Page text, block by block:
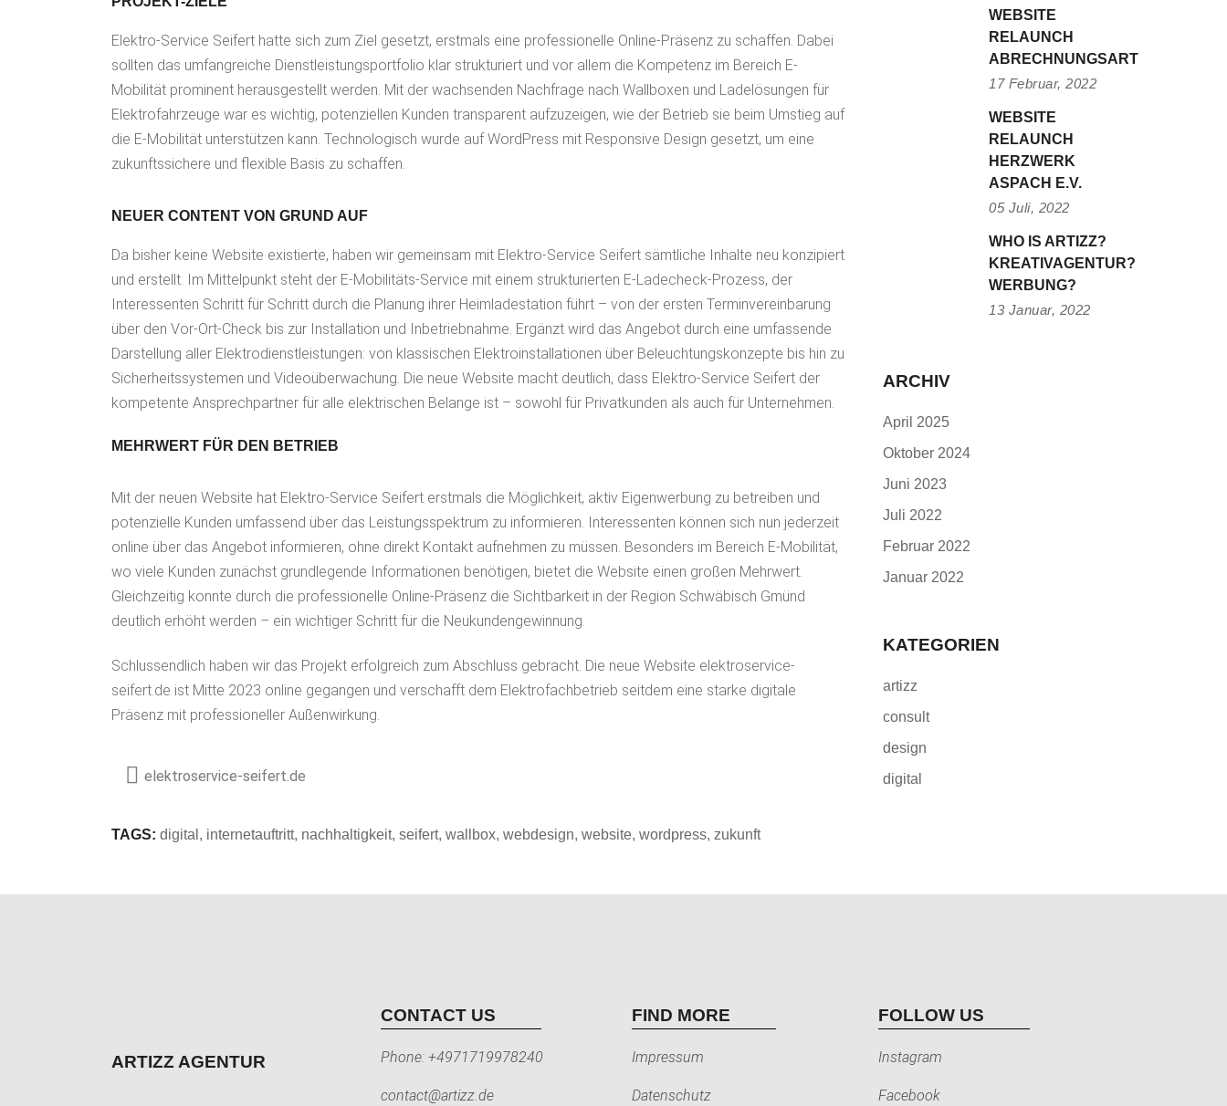
Elektro-Service Seifert hatte sich zum Ziel gesetzt, erstmals eine professionelle Online-Präsenz zu schaffen. Dabei
sollten das umfangreiche Dienstleistungsportfolio klar strukturiert und vor allem die Kompetenz im Bereich E-
Mobilität prominent herausgestellt werden. Mit der wachsenden Nachfrage nach Wallboxen und Ladelösungen für
Elektrofahrzeuge war es wichtig, potenziellen Kunden transparent aufzuzeigen, wie der Betrieb sie beim Umstieg auf
die E-Mobilität unterstützen kann. Technologisch wurde auf WordPress mit Responsive Design gesetzt, um eine
zukunftssichere und flexible Basis zu schaffen.
NEUER CONTENT VON GRUND AUF
Da bisher keine Website existierte, haben wir gemeinsam mit Elektro-Service Seifert sämtliche Inhalte neu konzipiert
und erstellt. Im Mittelpunkt steht der E-Mobilitäts-Service mit einem strukturierten E-Ladecheck-Prozess, der
Interessenten Schritt für Schritt durch die Planung ihrer Heimladestation führt – von der ersten Terminvereinbarung
über den Vor-Ort-Check bis zur Installation und Inbetriebnahme. Ergänzt wird das Angebot durch eine umfassende
Darstellung aller Elektrodienstleistungen: von klassischen Elektroinstallationen über Beleuchtungskonzepte bis hin zu
Sicherheitssystemen und Videoüberwachung. Die neue Website macht deutlich, dass Elektro-Service Seifert der
kompetente Ansprechpartner für alle elektrischen Belange ist – sowohl für Privatkunden als auch für Unternehmen.
MEHRWERT FÜR DEN BETRIEB
Mit der neuen Website hat Elektro-Service Seifert erstmals die Möglichkeit, aktiv Eigenwerbung zu betreiben und
potenzielle Kunden umfassend über das Leistungsspektrum zu informieren. Interessenten können sich nun jederzeit
online über das Angebot informieren, ohne direkt Kontakt aufnehmen zu müssen. Besonders im Bereich E-Mobilität,
wo viele Kunden zunächst grundlegende Informationen benötigen, bietet die Website einen großen Mehrwert.
Gleichzeitig konnte durch die professionelle Online-Präsenz die Sichtbarkeit in der Region Schwäbisch Gmünd
deutlich erhöht werden – ein wichtiger Schritt für die Neukundengewinnung.
Schlussendlich haben wir das Projekt erfolgreich zum Abschluss gebracht. Die neue Website elektroservice-
seifert.de ist Mitte 2023 online gegangen und verschafft dem Elektrofachbetrieb seitdem eine starke digitale
Präsenz mit professioneller Außenwirkung.
elektroservice-seifert.de
TAGS: digital , internetauftritt, nachhaltigkeit, seifert, wallbox, webdesign, website, wordpress, zukunft
WEBSITE
RELAUNCH
ABRECHNUNGSART
17 Februar, 2022
WEBSITE
RELAUNCH
HERZWERK
ASPACH E.V.
05 Juli, 2022
WHO IS ARTIZZ?
KREATIVAGENTUR?
WERBUNG?
13 Januar, 2022
ARCHIV
April 2025
Oktober 2024
Juni 2023
Juli 2022
Februar 2022
Januar 2022
KATEGORIEN
artizz
consult
design
digital
ARTIZZ AGENTUR
CONTACT US
Phone: +4971719978240
contact@artizz.de
FIND MORE
Impressum
Datenschutz
FOLLOW US
Instagram
Facebook